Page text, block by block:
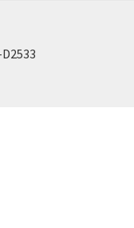
D2533